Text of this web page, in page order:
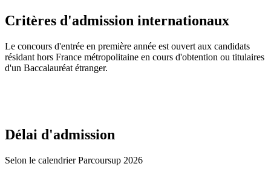
Critères d'admission internationaux
Le concours d'entrée en première année est ouvert aux candidats
résidant hors France métropolitaine en cours d'obtention ou titulaires
d'un Baccalauréat étranger.
Délai d'admission
Selon le calendrier Parcoursup 2026